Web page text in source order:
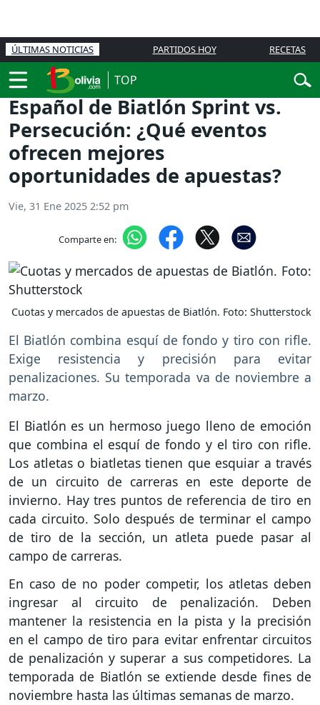
ÚLTIMAS NOTICIAS PARTIDOS HOY RECETAS
TOP
Español de Biatlón Sprint vs.
Persecución: ¿Qué eventos
ofrecen mejores
oportunidades de apuestas?
Vie, 31 Ene 2025 2:52 pm
Comparte en:
Cuotas y mercados de apuestas de Biatlón. Foto: Shutterstock
El Biatlón combina esquí de fondo y tiro con rifle.
Exige resistencia y precisión para evitar
penalizaciones. Su temporada va de noviembre a
marzo.
El Biatlón es un hermoso juego lleno de emoción
que combina el esquí de fondo y el tiro con rifle.
Los atletas o biatletas tienen que esquiar a través
de un circuito de carreras en este deporte de
invierno. Hay tres puntos de referencia de tiro en
cada circuito. Solo después de terminar el campo
de tiro de la sección, un atleta puede pasar al
campo de carreras.
En caso de no poder competir, los atletas deben
ingresar al circuito de penalización. Deben
mantener la resistencia en la pista y la precisión
en el campo de tiro para evitar enfrentar circuitos
de penalización y superar a sus competidores. La
temporada de Biatlón se extiende desde fines de
noviembre hasta las últimas semanas de marzo.